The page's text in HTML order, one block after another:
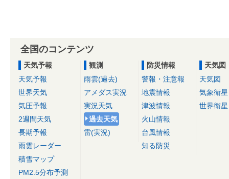
全国のコンテンツ
天気予報
天気予報
世界天気
気圧予報
2週間天気
長期予報
雨雲レーダー
積雪マップ
PM2.5分布予測
観測
雨雲(過去)
アメダス実況
実況天気
過去天気
雷(実況)
防災情報
警報・注意報
地震情報
津波情報
火山情報
台風情報
知る防災
天気図
天気図
気象衛星
世界衛星